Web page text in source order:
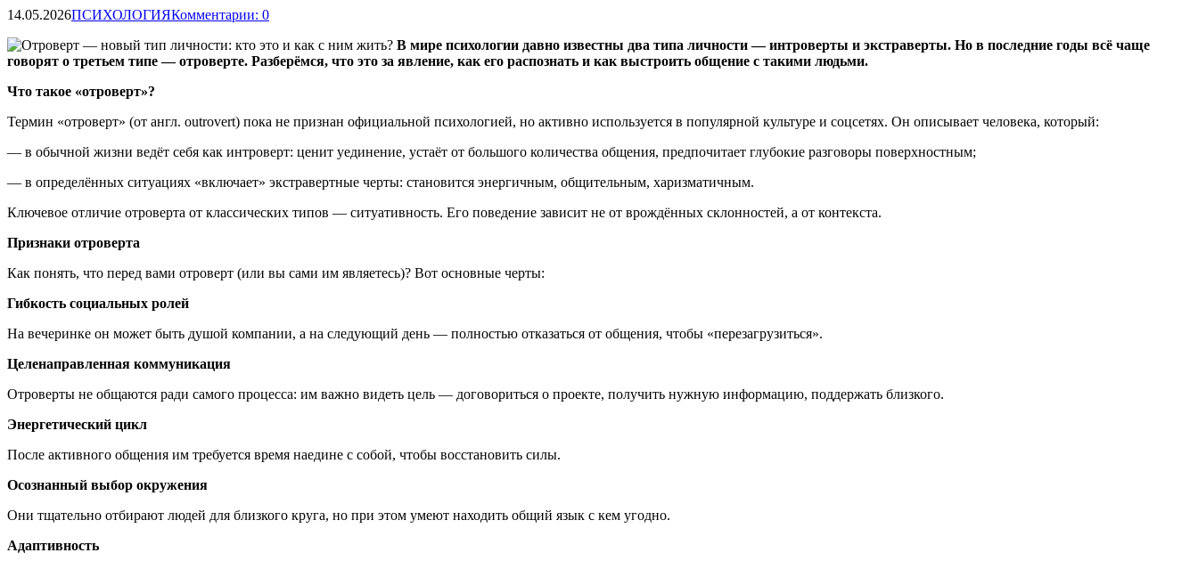
14.05.2026ПСИХОЛОГИЯКомментарии: 0
В мире психологии давно известны два типа личности — интроверты и экстраверты. Но в последние годы всё чаще
говорят о третьем типе — отроверте. Разберёмся, что это за явление, как его распознать и как выстроить общение с такими людьми.
Что такое «отроверт»?
Термин «отроверт» (от англ. outrovert) пока не признан официальной психологией, но активно используется в популярной культуре и соцсетях. Он описывает человека, который:
— в обычной жизни ведёт себя как интроверт: ценит уединение, устаёт от большого количества общения, предпочитает глубокие разговоры поверхностным;
— в определённых ситуациях «включает» экстравертные черты: становится энергичным, общительным, харизматичным.
Ключевое отличие отроверта от классических типов — ситуативность. Его поведение зависит не от врождённых склонностей, а от контекста.
Признаки отроверта
Как понять, что перед вами отроверт (или вы сами им являетесь)? Вот основные черты:
Гибкость социальных ролей
На вечеринке он может быть душой компании, а на следующий день — полностью отказаться от общения, чтобы «перезагрузиться».
Целенаправленная коммуникация
Отроверты не общаются ради самого процесса: им важно видеть цель — договориться о проекте, получить нужную информацию, поддержать близкого.
Энергетический цикл
После активного общения им требуется время наедине с собой, чтобы восстановить силы.
Осознанный выбор окружения
Они тщательно отбирают людей для близкого круга, но при этом умеют находить общий язык с кем угодно.
Адаптивность